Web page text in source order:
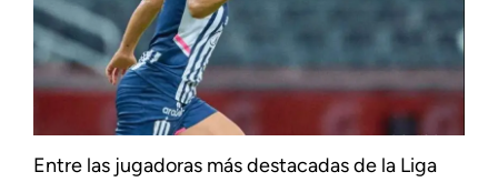
Entre las jugadoras más destacadas de la Liga